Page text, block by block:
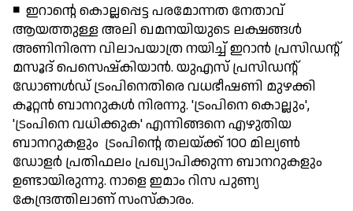
◾ ഇറാന്റെ കൊല്ലപ്പെട്ട പരമോന്നത നേതാവ്
ആയത്തുള്ള അലി ഖമനയിയുടെ ലക്ഷങ്ങള്‍
അണിനിരന്ന വിലാപയാത്ര നയിച്ച് ഇറാന്‍ പ്രസിഡന്റ്
മസൂദ് പെസെഷ്‌കിയാന്‍. യുഎസ് പ്രസിഡന്റ്
ഡോണള്‍ഡ് ട്രംപിനെതിരെ വധഭീഷണി മുഴക്കി
കൂറ്റന്‍ ബാനറുകള്‍ നിരന്നു. 'ട്രംപിനെ കൊല്ലും',
'ട്രംപിനെ വധിക്കുക' എന്നിങ്ങനെ എഴുതിയ
ബാനറുകളും ട്രംപിന്റെ തലയ്ക്ക് 100 മില്യണ്‍
ഡോളര്‍ പ്രതിഫലം പ്രഖ്യാപിക്കുന്ന ബാനറുകളും
ഉണ്ടായിരുന്നു. നാളെ ഇമാം റിസ പുണ്യ
കേന്ദ്രത്തിലാണ് സംസ്‌കാരം.